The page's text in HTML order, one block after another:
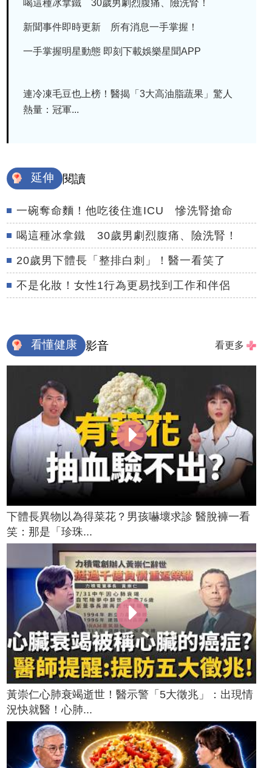
喝這種冰拿鐵 30歲男劇烈腹痛、險洗腎！
新聞事件即時更新 所有消息一手掌握！
一手掌握明星動態 即刻下載娛樂星聞APP
連冷凍毛豆也上榜！醫揭「3大高油脂蔬果」驚人
熱量：冠軍...
延伸 閱讀
一碗奪命麵！他吃後住進ICU 慘洗腎搶命
喝這種冰拿鐵 30歲男劇烈腹痛、險洗腎！
20歲男下體長「整排白刺」！醫一看笑了
不是化妝！女性1行為更易找到工作和伴侶
看懂健康 影音 看更多
下體長異物以為得菜花？男孩嚇壞求診 醫脫褲一看
笑：那是「珍珠...
黃崇仁心肺衰竭逝世！醫示警「5大徵兆」：出現情
況快就醫！心肺...